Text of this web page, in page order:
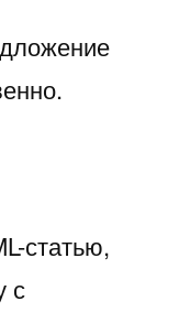
статью,
с